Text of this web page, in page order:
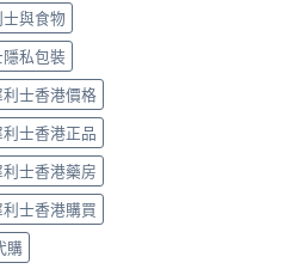
士與食物
私包裝
利士香港價格
利士香港正品
利士香港藥房
利士香港購買
購